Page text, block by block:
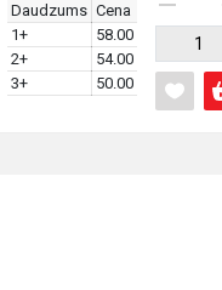
Daudzums Cena
1+
58.00
2+
54.00
3+
50.00